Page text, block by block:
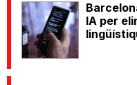
IA per